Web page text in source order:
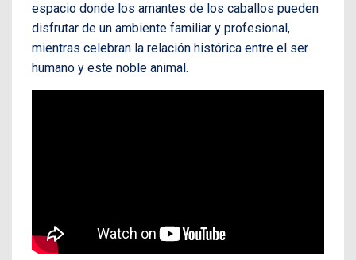
espacio donde los amantes de los caballos pueden
disfrutar de un ambiente familiar y profesional,
mientras celebran la relación histórica entre el ser
humano y este noble animal.